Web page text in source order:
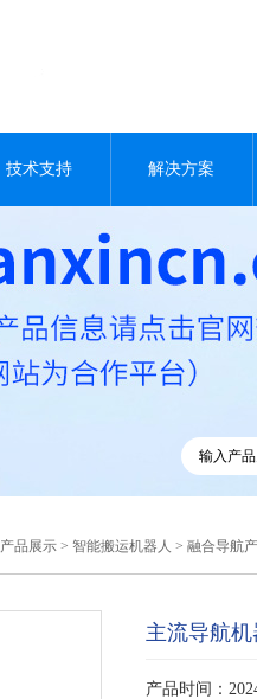
技术支持 解决方案
产品展示 > 智能搬运机器人 > 融合导航
主流导航
产品时间：